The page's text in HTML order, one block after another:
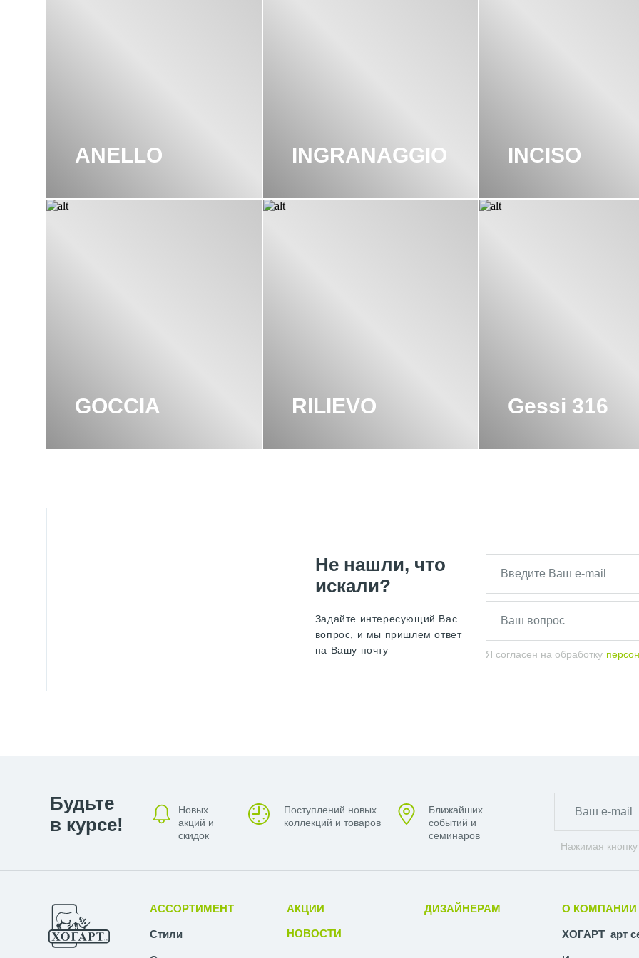
ANELLO INGRANAGGIO INCISO
GOCCIA RILIEVO Gessi 316
Не нашли, что
искали?
Задайте интересующий Вас
вопрос, и мы пришлем ответ
на Вашу почту
Я согласен на обработку
Будьте
в курсе!
Новых
акций и
скидок
Поступлений новых
коллекций и товаров
Ближайших
событий и
семинаров
Нажимая
АССОРТИМЕНТ
Стили
АКЦИИ
НОВОСТИ
ДИЗАЙНЕРАМ О КОМПАНИИ
ХОГАРТ_арт